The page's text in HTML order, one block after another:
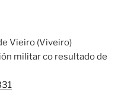
Vieiro (Viveiro)
militar co resultado de